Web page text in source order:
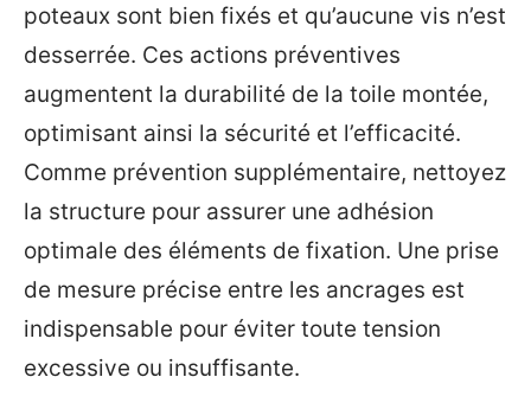
poteaux sont bien fixés et qu’aucune vis n’est
desserrée. Ces actions préventives
augmentent la durabilité de la toile montée,
optimisant ainsi la sécurité et l’efficacité.
Comme prévention supplémentaire, nettoyez
la structure pour assurer une adhésion
optimale des éléments de fixation. Une prise
de mesure précise entre les ancrages est
indispensable pour éviter toute tension
excessive ou insuffisante.